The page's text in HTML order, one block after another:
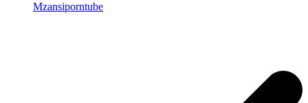
Mzansiporntube